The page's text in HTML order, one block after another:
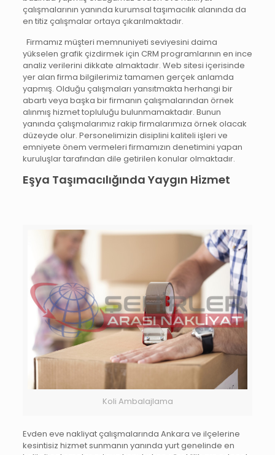
çalışmalarının yanında kurumsal taşımacılık alanında da
en titiz çalışmalar ortaya çıkarılmaktadır.
Firmamız müşteri memnuniyeti seviyesini daima
yükselen grafik çizdirmek için CRM programlarının en ince
analiz verilerini dikkate almaktadır. Web sitesi içerisinde
yer alan firma bilgilerimiz tamamen gerçek anlamda
yapmış. Olduğu çalışmaları yansıtmakta herhangi bir
abartı veya başka bir firmanın çalışmalarından örnek
alınmış hizmet topluluğu bulunmamaktadır. Bunun
yanında çalışmalarımız rakip firmalarımıza örnek olacak
düzeyde olur. Personelimizin disiplini kaliteli işleri ve
emniyete önem vermeleri firmamızın denetimini yapan
kuruluşlar tarafından dile getirilen konular olmaktadır.
Eşya Taşımacılığında Yaygın Hizmet
Koli Ambalajlama
Evden eve nakliyat çalışmalarında Ankara ve ilçelerine
kesintisiz hizmet sunmanın yanında yurt genelinde en